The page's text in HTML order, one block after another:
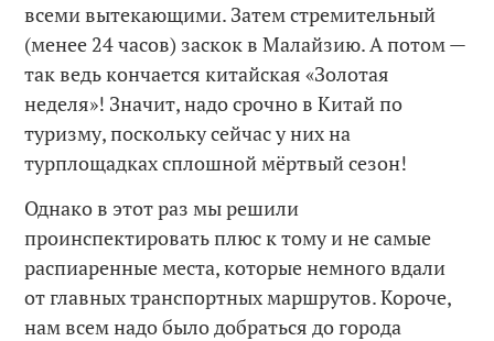
всеми вытекающими. Затем стремительный
(менее 24 часов) заскок в Малайзию. А потом —
так ведь кончается китайская «Золотая
неделя»! Значит, надо срочно в Китай по
туризму, поскольку сейчас у них на
турплощадках сплошной мёртвый сезон!
Однако в этот раз мы решили
проинспектировать плюс к тому и не самые
распиаренные места, которые немного вдали
от главных транспортных маршрутов. Короче,
нам всем надо было добраться до города